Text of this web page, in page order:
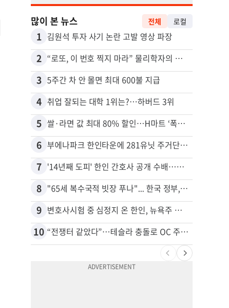
많이 본 뉴스 전체 로컬
1 김원석 투자 사기 논란 고발 영상 파장
2 “로또, 이 번호 찍지 마라” 물리학자의 당첨금 높이는 비밀
3 5주간 차 안 몰면 최대 600불 지급
4 취업 잘되는 대학 1위는?…하버드 3위
5 쌀·라면 값 최대 80% 할인…H마트 ‘폭탄 세일’
6 부에나파크 한인타운에 281유닛 주거단지 들어선다
7 '14년째 도피' 한인 간호사 공개 수배…메디케어 사기 유죄
8 "65세 복수국적 빗장 푸나"... 한국 정부, 연령 완화 전면 추진
9 변호사시험 중 심정지 온 한인, 뉴욕주 제소
10 “전쟁터 같았다”…테슬라 충돌로 OC 주택 4채 파손